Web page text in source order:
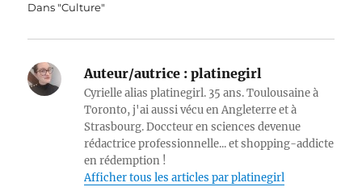
Dans "Culture"
Auteur/autrice : platinegirl
Cyrielle alias platinegirl. 35 ans. Toulousaine à
Toronto, j'ai aussi vécu en Angleterre et à
Strasbourg. Doccteur en sciences devenue
rédactrice professionnelle... et shopping-addicte
en rédemption !
Afficher tous les articles par platinegirl